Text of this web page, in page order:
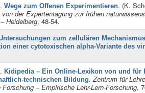
Wege zum Offenen Experimentieren. (K.
der Expertentagung zur frühen
Heidelberg, 48-54.
zum zellulären
einer cytotoxischen alpha-Variante des
Kidipedia – Ein Online-Lexikon von und für
technischen Bildung.Zentrum für
– Empirische Lehr-Lern-Forschung,